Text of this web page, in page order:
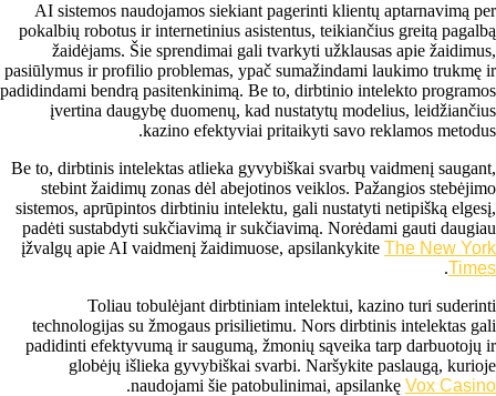
AI sistemos naudojamos siekiant pagerinti klientų aptarnavimą per
pokalbių robotus ir internetinius asistentus, teikiančius greitą pagalbą
žaidėjams. Šie sprendimai gali tvarkyti užklausas apie žaidimus,
pasiūlymus ir profilio problemas, ypač sumažindami laukimo trukmę ir
padidindami bendrą pasitenkinimą. Be to, dirbtinio intelekto programos
įvertina daugybę duomenų, kad nustatytų modelius, leidžiančius
kazino efektyviai pritaikyti savo reklamos metodus.
Be to, dirbtinis intelektas atlieka gyvybiškai svarbų vaidmenį saugant,
stebint žaidimų zonas dėl abejotinos veiklos. Pažangios stebėjimo
sistemos, aprūpintos dirbtiniu intelektu, gali nustatyti netipišką elgesį,
padėti sustabdyti sukčiavimą ir sukčiavimą. Norėdami gauti daugiau
įžvalgų apie AI vaidmenį žaidimuose, apsilankykite The New York
Times
.
Toliau tobulėjant dirbtiniam intelektui, kazino turi suderinti
technologijas su žmogaus prisilietimu. Nors dirbtinis intelektas gali
padidinti efektyvumą ir saugumą, žmonių sąveika tarp darbuotojų ir
globėjų išlieka gyvybiškai svarbi. Naršykite paslaugą, kurioje
naudojami šie patobulinimai, apsilankę Vox Casino
.